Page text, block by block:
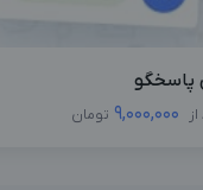
پاسخگو
9,000,000 تومان